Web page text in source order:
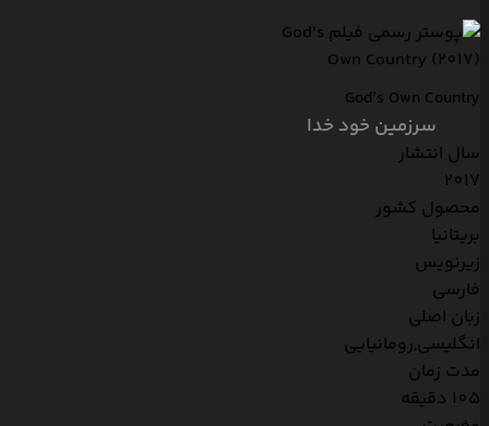
God’s Own Country
سرزمین خود خدا
سال انتشار
2017
محصول کشور
بریتانیا
زیرنویس
فارسی
زبان اصلی
انگلیسی,رومانیایی
مدت زمان
105 دقیقه